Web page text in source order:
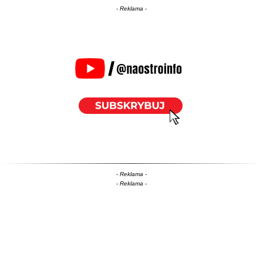
- Reklama -
- Reklama -
- Reklama -